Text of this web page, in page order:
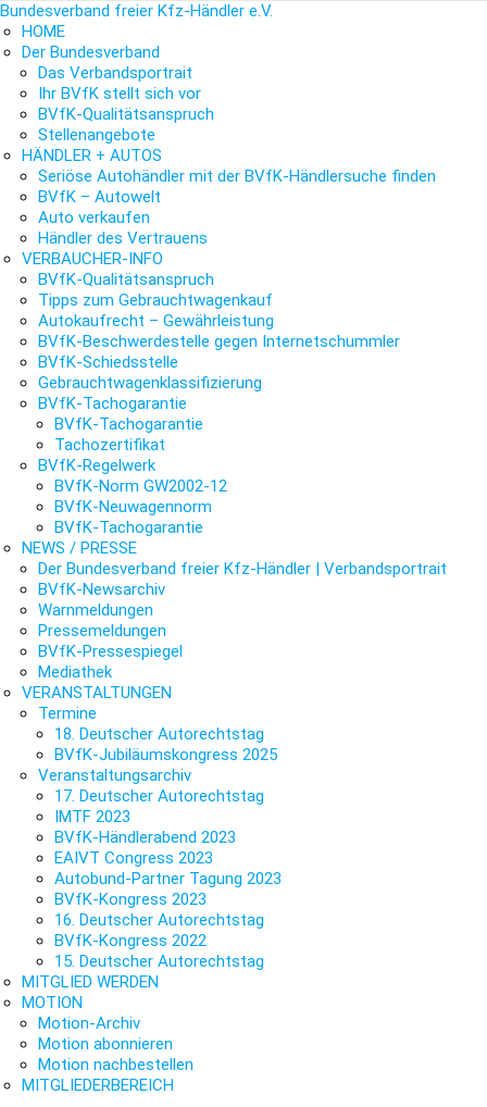
Bundesverband freier Kfz-Händler e.V.
HOME
Der Bundesverband
Das Verbandsportrait
Ihr BVfK stellt sich vor
BVfK-Qualitätsanspruch
Stellenangebote
HÄNDLER + AUTOS
Seriöse Autohändler mit der BVfK-Händlersuche finden
BVfK – Autowelt
Auto verkaufen
Händler des Vertrauens
VERBAUCHER-INFO
BVfK-Qualitätsanspruch
Tipps zum Gebrauchtwagenkauf
Autokaufrecht – Gewährleistung
BVfK-Beschwerdestelle gegen Internetschummler
BVfK-Schiedsstelle
Gebrauchtwagenklassifizierung
BVfK-Tachogarantie
BVfK-Tachogarantie
Tachozertifikat
BVfK-Regelwerk
BVfK-Norm GW2002-12
BVfK-Neuwagennorm
BVfK-Tachogarantie
NEWS / PRESSE
Der Bundesverband freier Kfz-Händler | Verbandsportrait
BVfK-Newsarchiv
Warnmeldungen
Pressemeldungen
BVfK-Pressespiegel
Mediathek
VERANSTALTUNGEN
Termine
18. Deutscher Autorechtstag
BVfK-Jubiläumskongress 2025
Veranstaltungsarchiv
17. Deutscher Autorechtstag
IMTF 2023
BVfK-Händlerabend 2023
EAIVT Congress 2023
Autobund-Partner Tagung 2023
BVfK-Kongress 2023
16. Deutscher Autorechtstag
BVfK-Kongress 2022
15. Deutscher Autorechtstag
MITGLIED WERDEN
MOTION
Motion-Archiv
Motion abonnieren
Motion nachbestellen
MITGLIEDERBEREICH